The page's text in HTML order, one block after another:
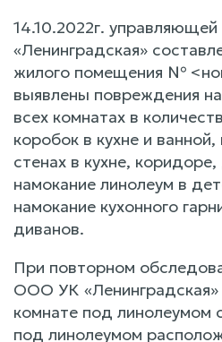
14.10.2022г.
«Ленинградская»
жилого помещения №
выявлены повреждения
всех комнатах в
коробок в кухне и
стенах в кухне,
намокание линолеум в
намокание кухонного
диванов.
При повторном
ООО УК «Ленинградская»
комнате под линолеумом
под линолеумом